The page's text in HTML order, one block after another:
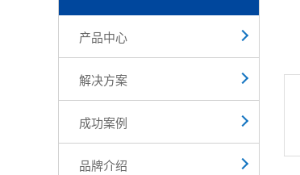
产品中心
解决方案
成功案例
品牌介绍